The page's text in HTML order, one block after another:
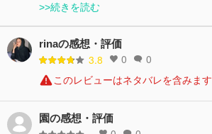
>>続きを読む
rinaの感想・評価
3.8 0 0
このレビューはネタバレを含みます
園の感想・評価